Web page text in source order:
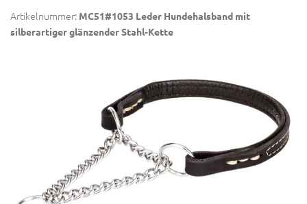
Artikelnummer: MC51#1053 Leder Hundehalsband mit
silberartiger glänzender Stahl-Kette